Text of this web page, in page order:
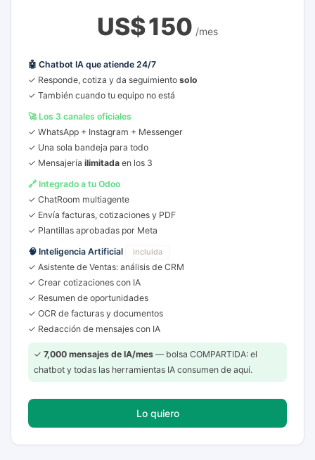
US$150 /mes
🤖 Chatbot IA que atiende 24/7
✓ Responde, cotiza y da seguimiento solo
✓ También cuando tu equipo no está
🚀 Los 3 canales oficiales
✓ WhatsApp + Instagram + Messenger
✓ Una sola bandeja para todo
✓ Mensajería ilimitada en los 3
🔗 Integrado a tu Odoo
✓ ChatRoom multiagente
✓ Envía facturas, cotizaciones y PDF
✓ Plantillas aprobadas por Meta
🧠 Inteligencia Artificial
incluida
✓ Asistente de Ventas: análisis de CRM
✓ Crear cotizaciones con IA
✓ Resumen de oportunidades
✓ OCR de facturas y documentos
✓ Redacción de mensajes con IA
✓ 7,000 mensajes de IA/mes — bolsa COMPARTIDA: el
chatbot y todas las herramientas IA consumen de aquí.
Lo quiero